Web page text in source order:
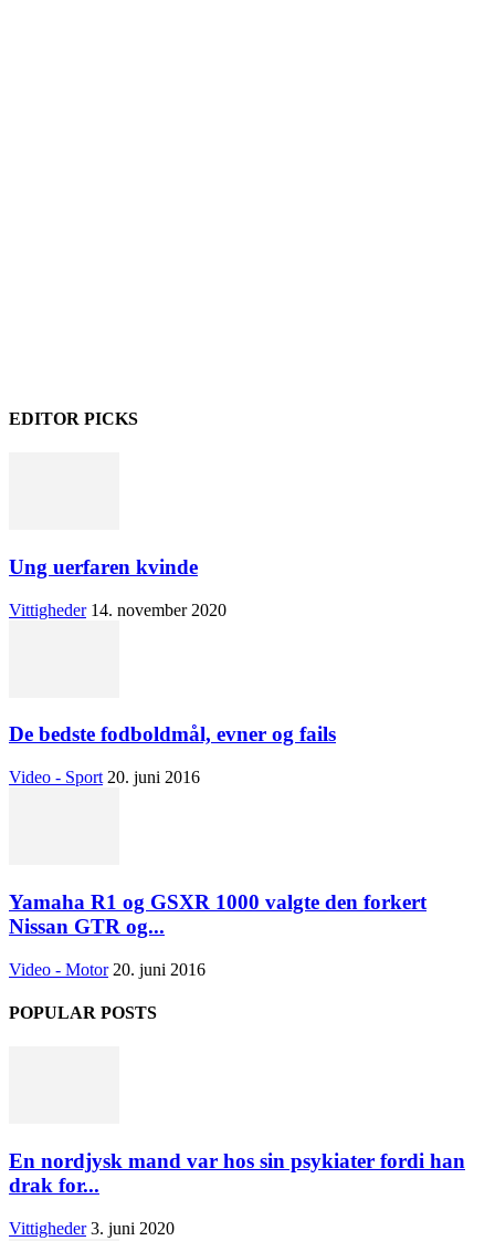
EDITOR PICKS
Ung uerfaren kvinde
Vittigheder 14. november 2020
De bedste fodboldmål, evner og fails
Video - Sport 20. juni 2016
Yamaha R1 og GSXR 1000 valgte den forkert
Nissan GTR og...
Video - Motor 20. juni 2016
POPULAR POSTS
En nordjysk mand var hos sin psykiater fordi han
drak for...
Vittigheder 3. juni 2020